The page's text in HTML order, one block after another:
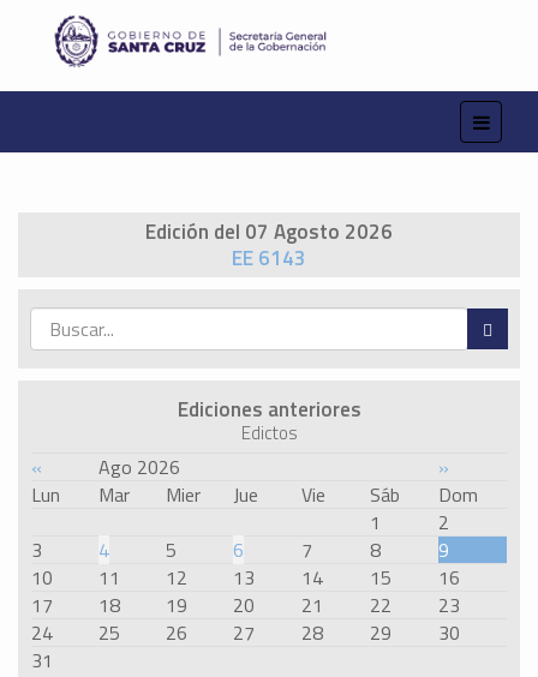
Edición del 07 Agosto 2026
EE 6143
Ediciones anteriores
Edictos
« Ago 2026
»
Lun
Mar Mier Jue Vie Sáb
Dom
1
2
3
4 5 6 7 8
9
10
11 12 13 14 15
16
17
18 19 20 21 22
23
24
25 26 27 28 29
30
31